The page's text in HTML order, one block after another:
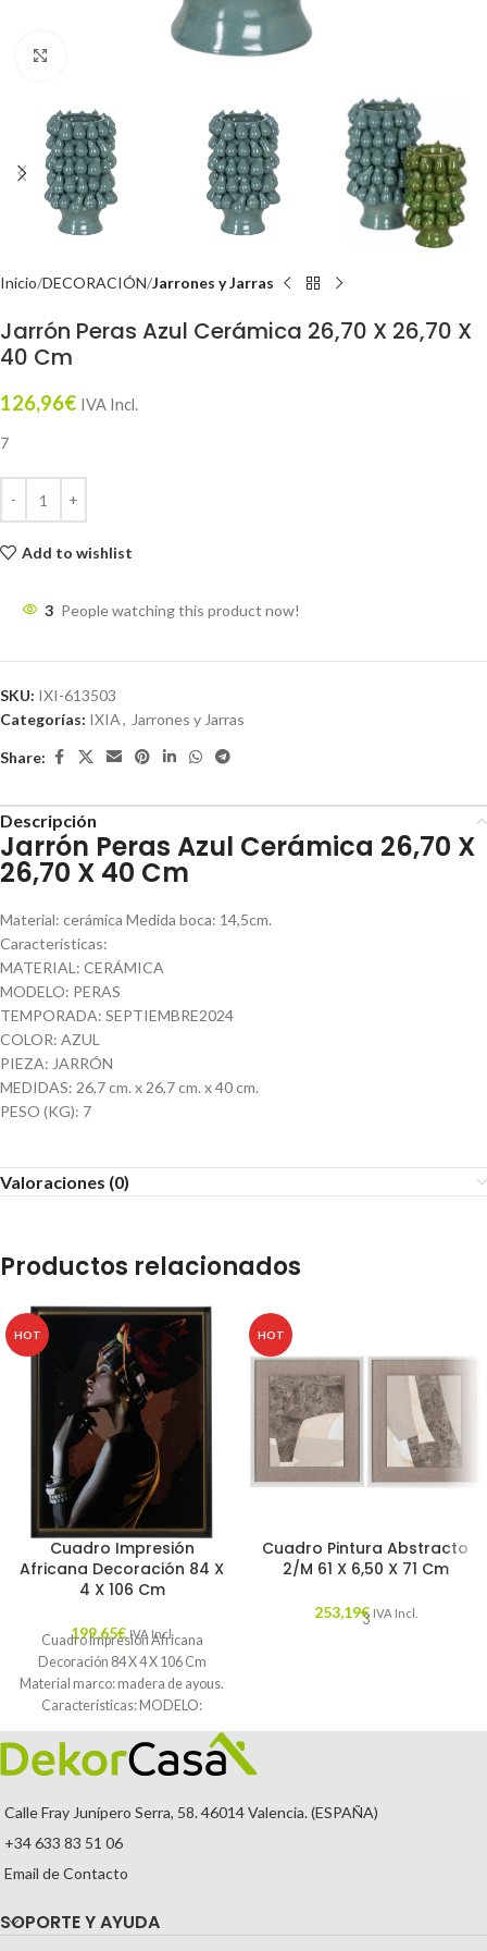
Inicio DECORACIÓN Jarrones y Jarras
Jarrón Peras Azul Cerámica 26,70 X 26,70 X
40 Cm
126,96€ IVA Incl.
7
Add to wishlist
3 People watching this product now!
SKU: IXI-613503
Categorías: IXIA, Jarrones y Jarras
Share:
Descripción
Jarrón Peras Azul Cerámica 26,70 X
26,70 X 40 Cm
Material: cerámica Medida boca: 14,5cm.
Características:
MATERIAL: CERÁMICA
MODELO: PERAS
TEMPORADA: SEPTIEMBRE2024
COLOR: AZUL
PIEZA: JARRÓN
MEDIDAS: 26,7 cm. x 26,7 cm. x 40 cm.
PESO (KG): 7
Valoraciones (0)
Productos relacionados
HOT
Cuadro Impresión
Africana Decoración 84 X
4 X 106 Cm
199,65€ IVA Incl.
Cuadro Impresión Africana
Decoración 84 X 4 X 106 Cm
Material marco: madera de ayous.
Características: MODELO:
AFRICANA TEMPORADA:
CATÁLOGO
HOT
Cuadro Pintura Abstracto
2/M 61 X 6,50 X 71 Cm
253,19€ IVA Incl.
3
Calle Fray Junípero Serra, 58. 46014 Valencia. (ESPAÑA)
+34 633 83 51 06
Email de Contacto
SOPORTE Y AYUDA